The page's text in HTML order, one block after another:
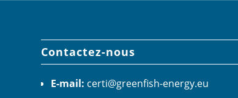
Contactez-nous
E-mail: certi@greenfish-energy.eu